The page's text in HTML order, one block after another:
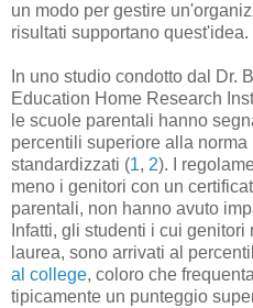
un modo per gestire
risultati supportano quest'idea.
In uno studio condotto dal Dr.
Education Home Research
le scuole parentali hanno
percentili superiore alla
standardizzati (1, 2). I
meno i genitori con un
parentali, non hanno avuto
Infatti, gli studenti i cui
laurea, sono arrivati al
al college, coloro che
tipicamente un punteggio